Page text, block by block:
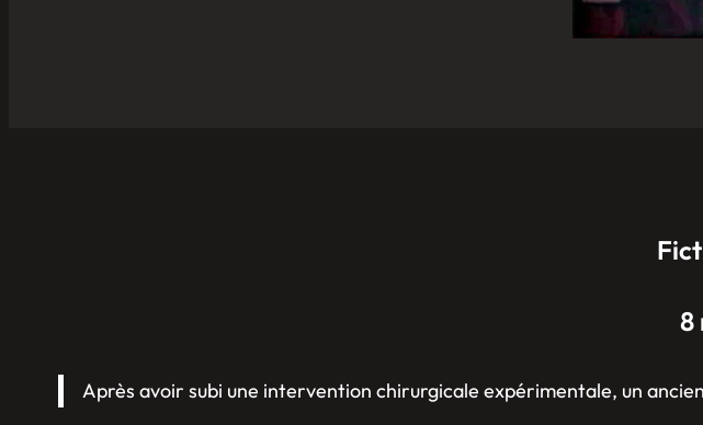
8
Après avoir subi une intervention chirurgicale expérimentale, un